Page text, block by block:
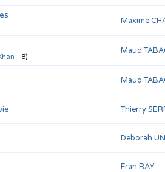
Maxime
- 8)
Maud
Maud
Thierry
Deborah
Fran RAY